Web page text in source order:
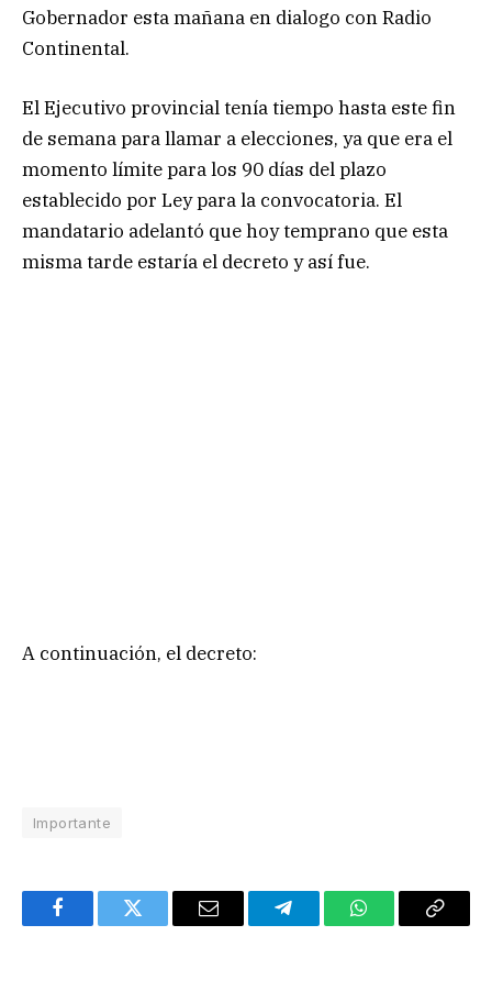
Gobernador esta mañana en dialogo con Radio
Continental.
El Ejecutivo provincial tenía tiempo hasta este fin
de semana para llamar a elecciones, ya que era el
momento límite para los 90 días del plazo
establecido por Ley para la convocatoria. El
mandatario adelantó que hoy temprano que esta
misma tarde estaría el decreto y así fue.
A continuación, el decreto:
Importante
FacebookTwitter Email TelegramWhatsAppCopy